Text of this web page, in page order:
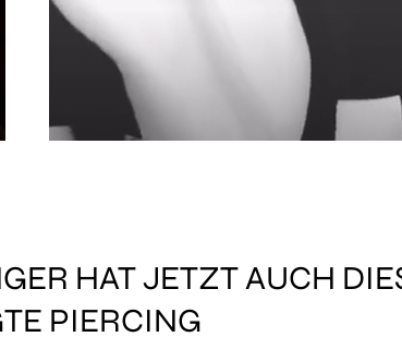
HAT JETZT AUCH
PIERCING